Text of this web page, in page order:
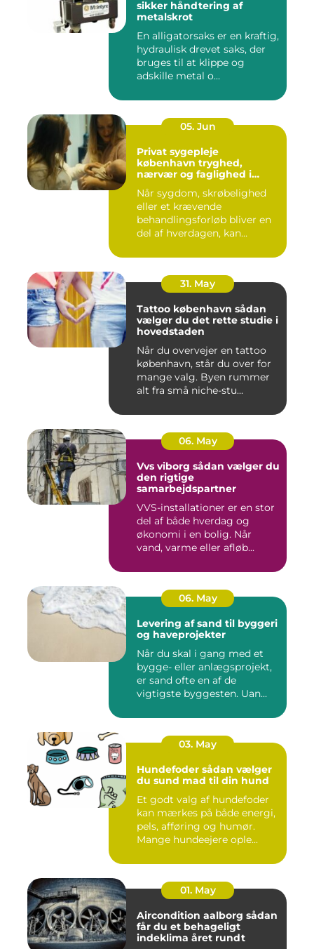
sikker håndtering af
metalskrot
En alligatorsaks er en kraftig,
hydraulisk drevet saks, der
bruges til at klippe og
adskille metal o...
05. Jun
Privat sygepleje
københavn tryghed,
nærvær og faglighed i
Når sygdom, skrøbelighed
eller et krævende
behandlingsforløb bliver en
del af hverdagen, kan
31. May
Tattoo københavn sådan
vælger du det rette studie i
hovedstaden
Når du overvejer en tattoo
københavn, står du over for
mange valg. Byen rummer
alt fra små niche-stu...
06. May
Vvs viborg sådan vælger du
den rigtige
samarbejdspartner
VVS-installationer er en stor
del af både hverdag og
økonomi i en bolig. Når
vand, varme eller afløb...
06. May
Levering af sand til byggeri
og haveprojekter
Når du skal i gang med et
bygge- eller anlægsprojekt,
er sand ofte en af de
vigtigste byggesten. Uan...
03. May
Hundefoder sådan vælger
du sund mad til din hund
Et godt valg af hundefoder
kan mærkes på både energi,
pels, afføring og humør.
Mange hundeejere ople...
01. May
Aircondition aalborg sådan
får du et behageligt
indeklima året rundt